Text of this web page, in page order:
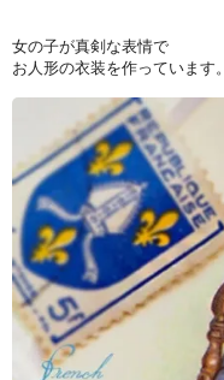
女の子が真剣な表情で
お人形の衣装を作っています。